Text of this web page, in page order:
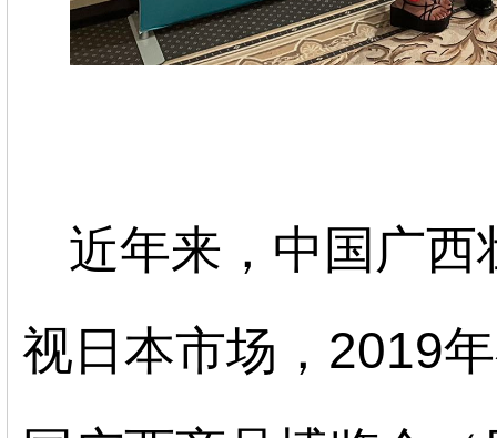
近年来， 中国 广西
视日本市场，2019